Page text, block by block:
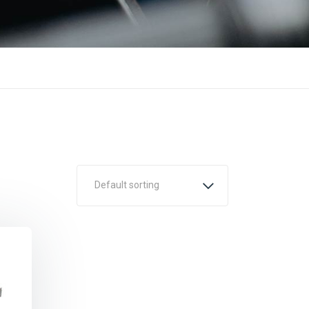
Default sorting